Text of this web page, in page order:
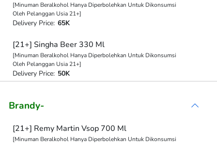
[Minuman Beralkohol Hanya Diperbolehkan Untuk Dikonsumsi
Oleh Pelanggan Usia 21+]
Delivery Price: 65K
[21+] Singha Beer 330 Ml
[Minuman Beralkohol Hanya Diperbolehkan Untuk Dikonsumsi
Oleh Pelanggan Usia 21+]
Delivery Price: 50K
Brandy-
[21+] Remy Martin Vsop 700 Ml
[Minuman Beralkohol Hanya Diperbolehkan Untuk Dikonsumsi